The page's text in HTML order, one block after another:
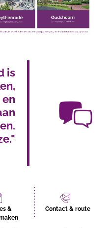
is
&
Contact & route